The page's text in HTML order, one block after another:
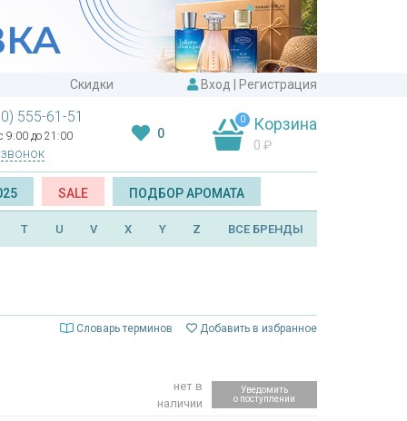
Скидки Вход Регистрация
555-61-51
9:00 до 21:00 0
0 Корзина
0 ₽
SALE ПОДБОР АРОМАТА
T U V X Y Z ВСЕ БРЕНДЫ
Словарь терминов Добавить в избранное
нет в
наличии
Уведомить
о поступлении